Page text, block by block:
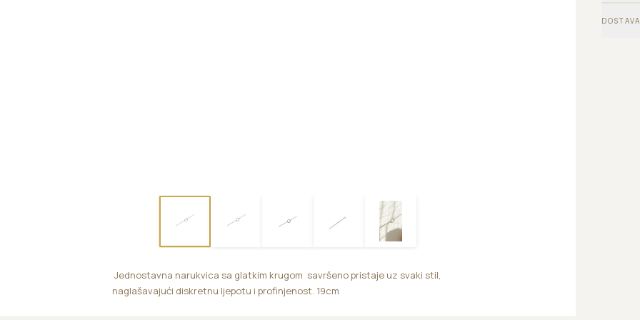
Jednostavna narukvica sa glatkim krugom savršeno pristaje uz svaki stil,
naglašavajući diskretnu ljepotu i profinjenost. 19cm